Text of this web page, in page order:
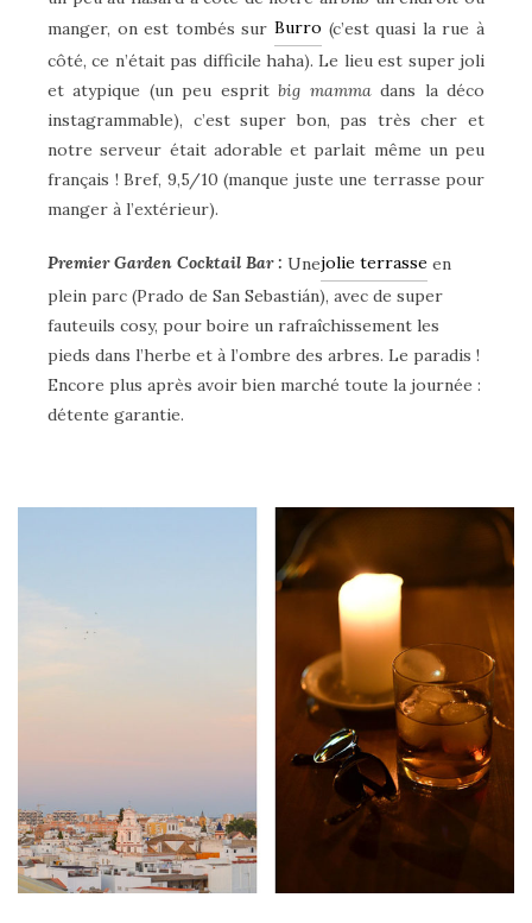
manger, on est tombés sur Burro (c’est quasi la rue à
côté, ce n’était pas difficile haha). Le lieu est super joli
et atypique (un peu espritbig mammadans la déco
instagrammable), c’est super bon, pas très cher et
notre serveur était adorable et parlait même un peu
français ! Bref, 9,5/10 (manque juste une terrasse pour
manger à l’extérieur).
Premier Garden Cocktail Bar : Unejolie terrasse en
plein parc (Prado de San Sebastián), avec de super
fauteuils cosy, pour boire un rafraîchissement les
pieds dans l’herbe et à l’ombre des arbres. Le paradis !
Encore plus après avoir bien marché toute la journée :
détente garantie.